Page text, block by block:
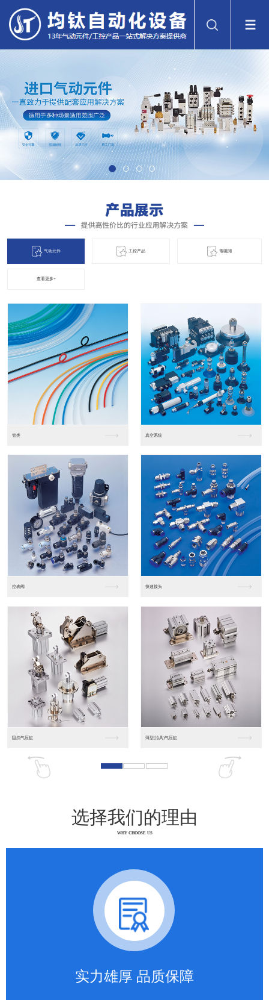
气动元件 工控产品 電磁閞
查看更多+
进口松下PLC2 进口松下PLC
东莞松下PLC 松下人机界面GT07
松下人机界面DP10... 数字光钎传感器FX-...
选择我们的理由
WHY CHOOSE US
实力雄厚 品质保障